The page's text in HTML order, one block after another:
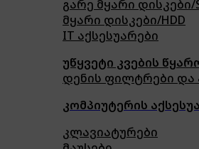
გარე მყარი დისკები/
მყარი დისკები/HDD
IT აქსესუარები
უწყვეტი კვების
დენის ფილტრები და
კომპიუტერის
კლავიატურები